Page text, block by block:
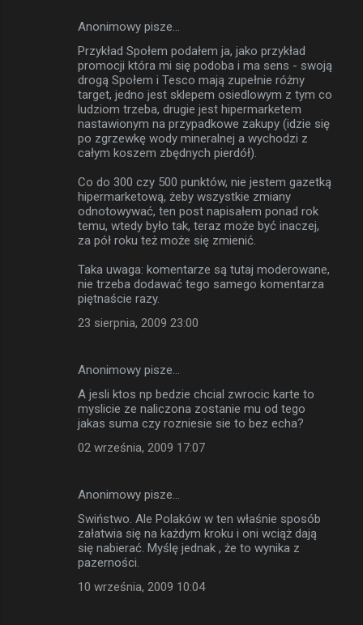
Anonimowy pisze…
Przykład Społem podałem ja, jako przykład
promocji która mi się podoba i ma sens - swoją
drogą Społem i Tesco mają zupełnie różny
target, jedno jest sklepem osiedlowym z tym co
ludziom trzeba, drugie jest hipermarketem
nastawionym na przypadkowe zakupy (idzie się
po zgrzewkę wody mineralnej a wychodzi z
całym koszem zbędnych pierdół).
Co do 300 czy 500 punktów, nie jestem gazetką
hipermarketową, żeby wszystkie zmiany
odnotowywać, ten post napisałem ponad rok
temu, wtedy było tak, teraz może być inaczej,
za pół roku też może się zmienić.
Taka uwaga: komentarze są tutaj moderowane,
nie trzeba dodawać tego samego komentarza
piętnaście razy.
23 sierpnia, 2009 23:00
Anonimowy pisze…
A jesli ktos np bedzie chcial zwrocic karte to
myslicie ze naliczona zostanie mu od tego
jakas suma czy rozniesie sie to bez echa?
02 września, 2009 17:07
Anonimowy pisze…
Swiństwo. Ale Polaków w ten właśnie sposób
załatwia się na każdym kroku i oni wciąż dają
się nabierać. Myślę jednak , że to wynika z
pazerności.
10 września, 2009 10:04